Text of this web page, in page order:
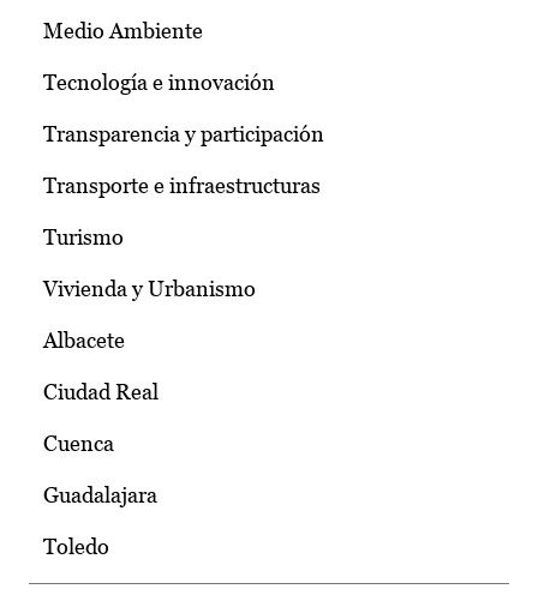
Medio Ambiente
Tecnología e innovación
Transparencia y participación
Transporte e infraestructuras
Turismo
Vivienda y Urbanismo
Albacete
Ciudad Real
Cuenca
Guadalajara
Toledo